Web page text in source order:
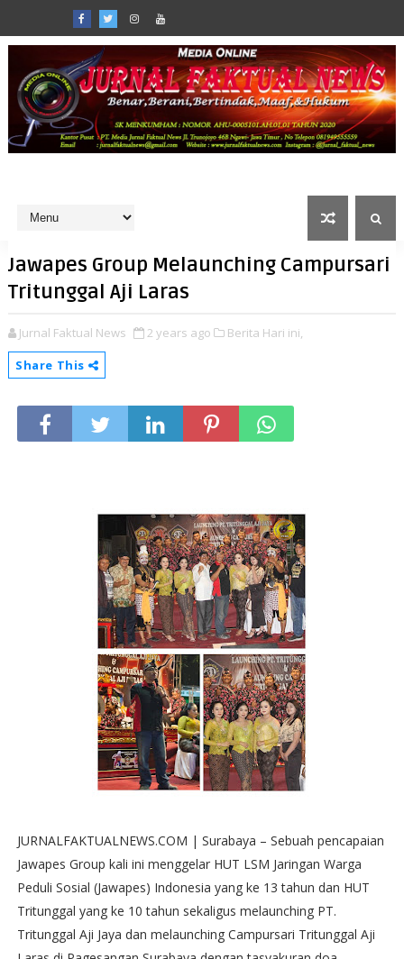
Jawapes Group Melaunching Campursari
Tritunggal Aji Laras
Jurnal Faktual News 2 years ago
Berita Hari ini,
Share This
JURNALFAKTUALNEWS.COM | Surabaya – Sebuah pencapaian
Jawapes Group kali ini menggelar HUT LSM Jaringan Warga
Peduli Sosial (Jawapes) Indonesia yang ke 13 tahun dan HUT
Tritunggal yang ke 10 tahun sekaligus melaunching PT.
Tritunggal Aji Jaya dan melaunching Campursari Tritunggal Aji